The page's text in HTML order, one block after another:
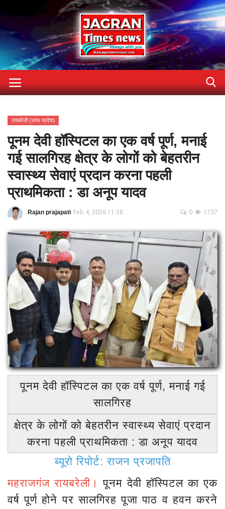
Contact
Gallery
Terms & Conditions
About US
privacy-policy
अन्य
रायबरेली (उत्तर प्रदेश)
लखनऊ
मुंबई
बड़ी खबर
अपराध
विज्ञापन
पंजाब
Login
रायबरेली (उत्तर प्रदेश)
पूनम देवी हॉस्पिटल का एक वर्ष पूर्ण, मनाई
गई सालगिरह क्षेत्र के लोगों को बेहतरीन
स्वास्थ्य सेवाएं प्रदान करना पहली
प्राथमिकता : डा अनूप यादव
Rajan prajapati Feb 4, 2026 11:38 1737
0
पूनम देवी हॉस्पिटल का एक वर्ष पूर्ण, मनाई गई
सालगिरह
क्षेत्र के लोगों को बेहतरीन स्वास्थ्य सेवाएं प्रदान
करना पहली प्राथमिकता : डा अनूप यादव
ब्यूरो रिपोर्ट: राजन प्रजापति
महराजगंज रायबरेली।पूनम देवी हॉस्पिटल का एक
वर्ष पूर्ण होने पर सालगिरह पूजा पाठ व हवन करने